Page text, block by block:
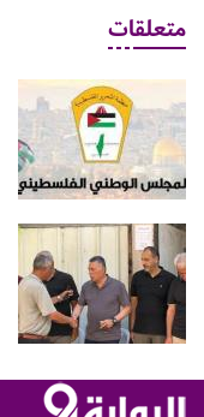
متعلقات